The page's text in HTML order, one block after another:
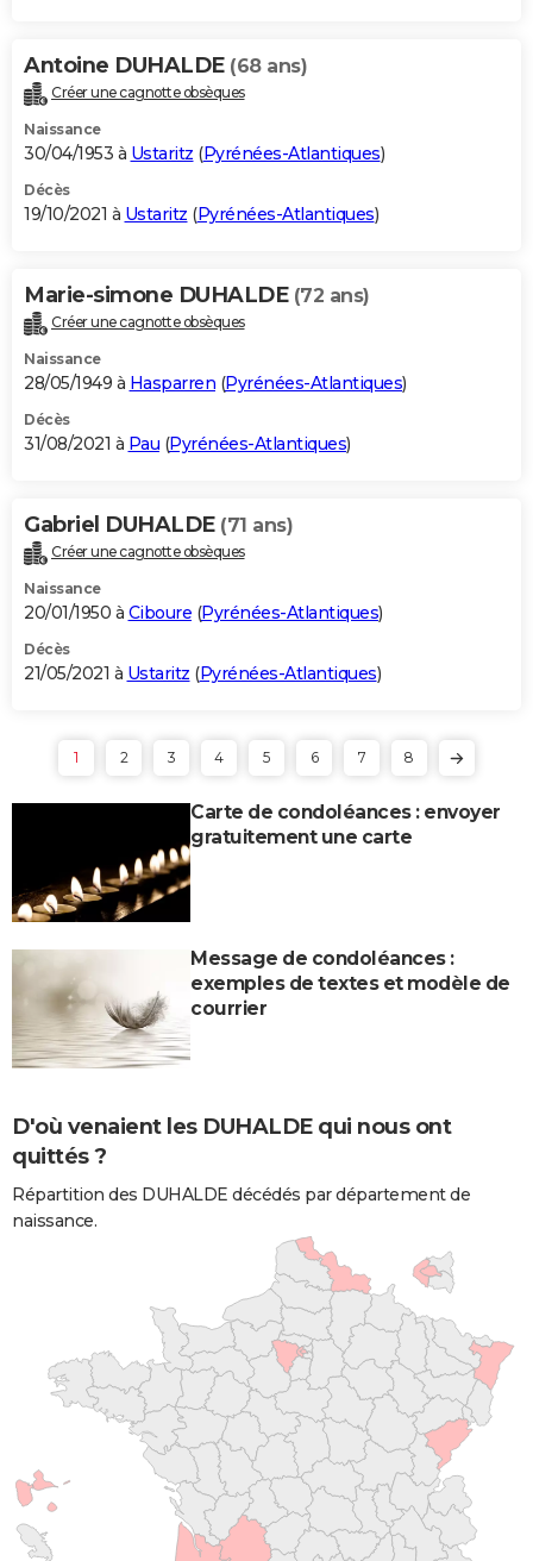
Antoine DUHALDE (68 ans)
Créer une cagnotte obsèques
Naissance
30/04/1953 à Ustaritz (Pyrénées-Atlantiques)
Décès
19/10/2021 à Ustaritz (Pyrénées-Atlantiques)
Marie-simone DUHALDE (72 ans)
Créer une cagnotte obsèques
Naissance
28/05/1949 à Hasparren (Pyrénées-Atlantiques)
Décès
31/08/2021 à Pau (Pyrénées-Atlantiques)
Gabriel DUHALDE (71 ans)
Créer une cagnotte obsèques
Naissance
20/01/1950 à Ciboure (Pyrénées-Atlantiques)
Décès
21/05/2021 à Ustaritz (Pyrénées-Atlantiques)
1 2 3 4 5 6 7 8
Carte de condoléances : envoyer
gratuitement une carte
Message de condoléances :
exemples de textes et modèle de
courrier
D'où venaient les DUHALDE qui nous ont
quittés ?
Répartition des DUHALDE décédés par département de
naissance.